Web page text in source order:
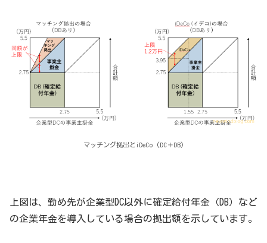
マッチング拠出とiDeCo (DC＋DB)
上図は、勤め先が企業型DC以外に確定給付年金（DB）など
の企業年金を導入している場合の拠出額を示しています。